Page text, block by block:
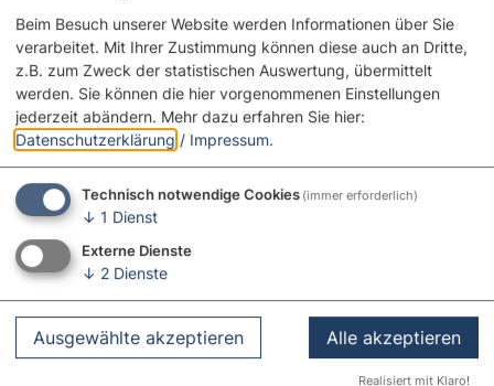
Haus der Stadtgeschichte
Beim Besuch unserer Website werden Informationen über Sie
verarbeitet. Mit Ihrer Zustimmung können diese auch an Dritte,
z.B. zum Zweck der statistischen Auswertung, übermittelt
werden. Sie können die hier vorgenommenen Einstellungen
jederzeit abändern. Mehr dazu erfahren Sie hier:
Datenschutzerklärung / Impressum.
Technisch notwendige Cookies (immer erforderlich)
↓ 1 Dienst
Externe Dienste
↓ 2 Dienste
Ausgewählte akzeptieren Alle akzeptieren
Realisiert mit Klaro!